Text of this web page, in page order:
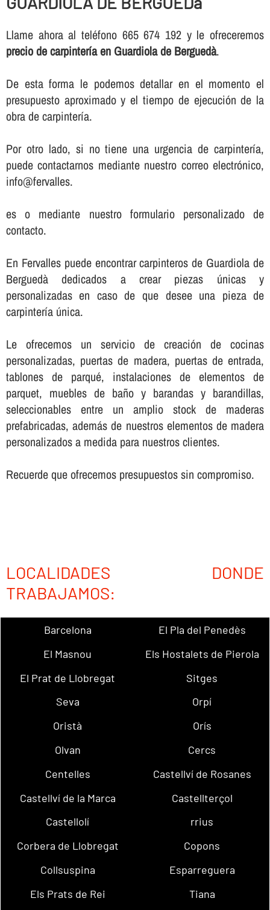
Llame ahora al teléfono 665 674 192 y le ofreceremos
precio de carpinterí­a en Guardiola de Berguedà.
De esta forma le podemos detallar en el momento el
presupuesto aproximado y el tiempo de ejecución de la
obra de carpinterí­a.
Por otro lado, si no tiene una urgencia de carpinterí­a,
puede contactarnos mediante nuestro correo electrónico,
info@fervalles.
es o mediante nuestro formulario personalizado de
contacto.
En Fervalles puede encontrar carpinteros de Guardiola de
Berguedà dedicados a crear piezas únicas y
personalizadas en caso de que desee una pieza de
carpinterí­a única.
Le ofrecemos un servicio de creación de cocinas
personalizadas, puertas de madera, puertas de entrada,
tablones de parqué, instalaciones de elementos de
parquet, muebles de baño y barandas y barandillas,
seleccionables entre un amplio stock de maderas
prefabricadas, además de nuestros elementos de madera
personalizados a medida para nuestros clientes.
Recuerde que ofrecemos presupuestos sin compromiso.
LOCALIDADES DONDE
TRABAJAMOS:
Barcelona
El Pla del Penedès
El Masnou
Els Hostalets de Pierola
El Prat de Llobregat
Sitges
Seva
Orpí
Oristà
Orís
Olvan
Cercs
Centelles
Castellví de Rosanes
Castellví de la Marca
Castellterçol
Castellolí
rrius
Corbera de Llobregat
Copons
Collsuspina
Esparreguera
Els Prats de Rei
Tiana